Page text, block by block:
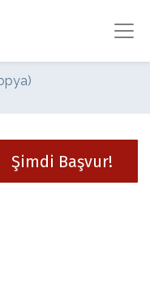
Şimdi Başvur!